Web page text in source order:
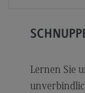
Lernen Sie